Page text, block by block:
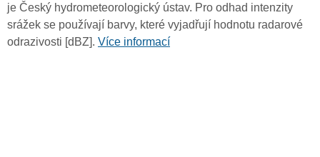
je Český hydrometeorologický ústav. Pro odhad intenzity
srážek se používají barvy, které vyjadřují hodnotu radarové
odrazivosti [dBZ]. Více informací